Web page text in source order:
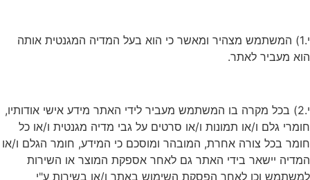
י.1) המשתמש מצהיר ומאשר כי הוא בעל המדיה המגנטית אותה
הוא מעביר לאתר.
י.2) בכל מקרה בו המשתמש מעביר לידי האתר מידע אישי אודותיו,
חומרי גלם ו/או תמונות ו/או סרטים על גבי מדיה מגנטית ו/או כל
חומר בכל צורה אחרת, המובהר ומוסכם כי המידע, חומר הגלם ו/או
המדיה יישאר בידי האתר גם לאחר אספקת המוצר או השירות
למשתמש וכן לאחר הפסקת השימוש באתר ו/או בשירות ע"י